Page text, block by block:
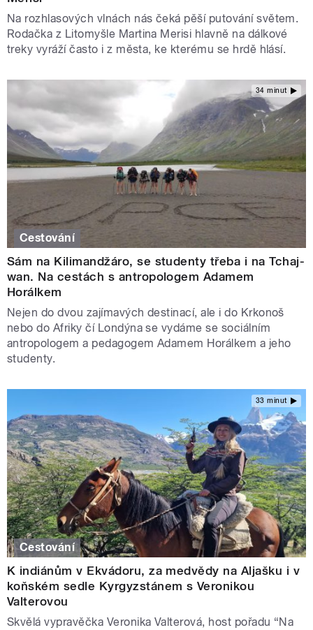
Na rozhlasových vlnách nás čeká pěší putování světem.
Rodačka z Litomyšle Martina Merisi hlavně na dálkové
treky vyráží často i z města, ke kterému se hrdě hlásí.
34 minut
Cestování
Sám na Kilimandžáro, se studenty třeba i na Tchaj-
wan. Na cestách s antropologem Adamem
Horálkem
Nejen do dvou zajímavých destinací, ale i do Krkonoš
nebo do Afriky čí Londýna se vydáme se sociálním
antropologem a pedagogem Adamem Horálkem a jeho
studenty.
33 minut
Cestování
K indiánům v Ekvádoru, za medvědy na Aljašku i v
koňském sedle Kyrgyzstánem s Veronikou
Valterovou
Skvělá vypravěčka Veronika Valterová, host pořadu “Na